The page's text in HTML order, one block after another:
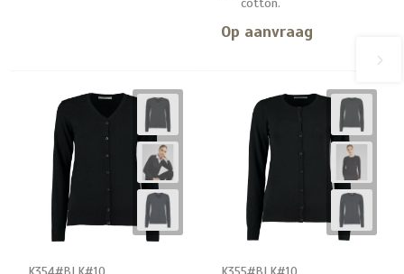
Op aanvraag